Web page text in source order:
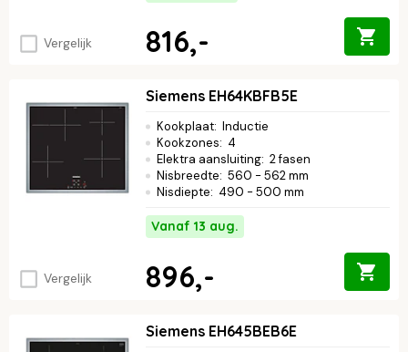
Vergelijk 816,-
Vergelijk
Siemens EH64KBFB5E
Kookplaat: Inductie
Kookzones: 4
Elektra aansluiting: 2 fasen
Nisbreedte: 560 - 562 mm
Nisdiepte: 490 - 500 mm
Vanaf 13 aug.
896,-
Siemens EH645BEB6E